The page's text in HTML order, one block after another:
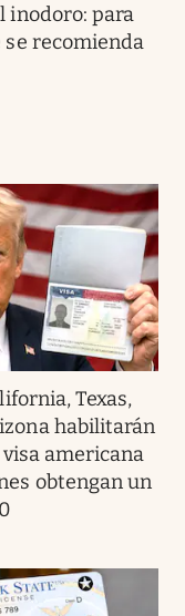
inodoro: para
se recomienda
Texas,
habilitarán
americana
obtengan un